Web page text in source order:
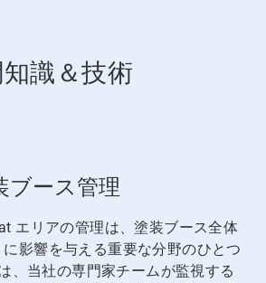
識＆技術
ブース管理
エリアの管理は、塗装ブース全体
影響を与える重要な分野のひとつ
、当社の専門家チームが監視する